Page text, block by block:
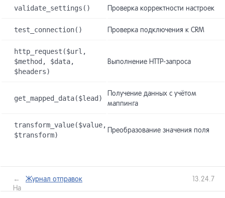
validate_settings() Проверка корректности настроек
test_connection() Проверка подключения к CRM
http_request($url,
$method, $data,
$headers)
Выполнение HTTP-запроса
get_mapped_data($lead)
Получение данных с учётом
маппинга
transform_value($value,
$transform)
Преобразование значения поля
←
Назад
13.24.7
Журнал отправок